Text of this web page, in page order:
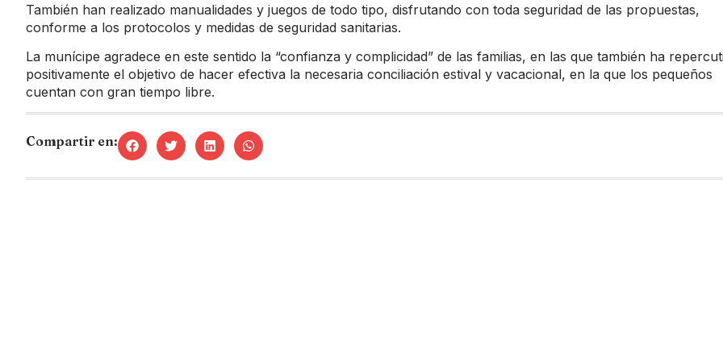
También han realizado manualidades y juegos de todo tipo, disfrutando con toda seguridad de las propuestas,
conforme a los protocolos y medidas de seguridad sanitarias.
La munícipe agradece en este sentido la “confianza y complicidad” de las familias, en las que también ha
positivamente el objetivo de hacer efectiva la necesaria conciliación estival y vacacional, en la que los pequeños
cuentan con gran tiempo libre.
Compartir en: